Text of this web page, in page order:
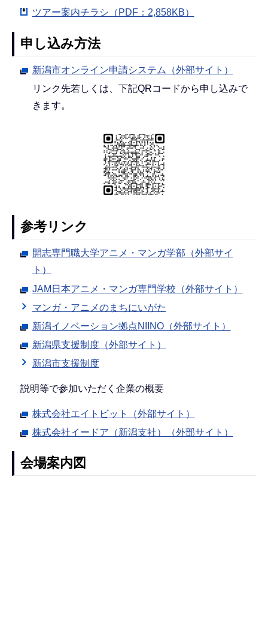
ツアー案内チラシ（PDF：2,858KB）
申し込み方法
新潟市オンライン申請システム（外部サイト）
リンク先若しくは、下記QRコードから申し込みで
きます。
参考リンク
開志専門職大学アニメ・マンガ学部（外部サイ
ト）
JAM日本アニメ・マンガ専門学校（外部サイト）
マンガ・アニメのまちにいがた
新潟イノベーション拠点NIINO（外部サイト）
新潟県支援制度（外部サイト）
新潟市支援制度
説明等で参加いただく企業の概要
株式会社エイトビット（外部サイト）
株式会社イードア（新潟支社）（外部サイト）
会場案内図